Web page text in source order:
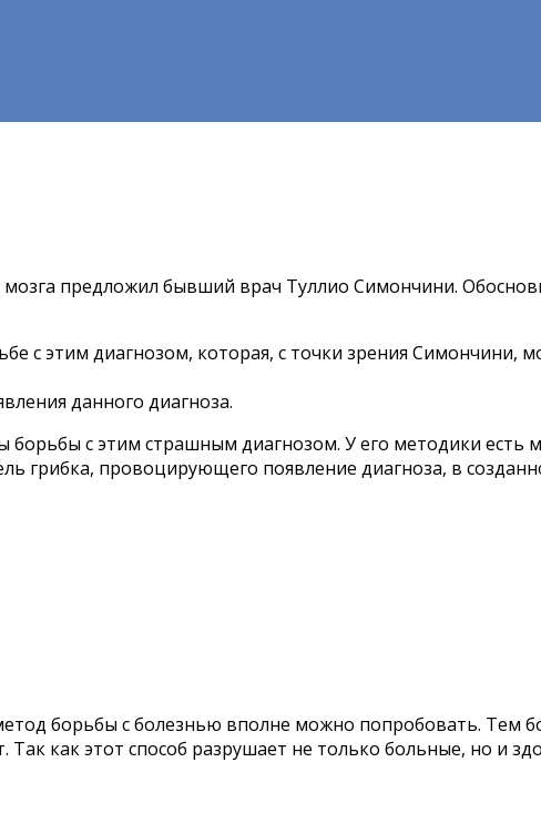
предложил бывший врач Туллио Симончини.
с этим диагнозом, которая, с точки зрения Симончини,
данного диагноза.
с этим страшным диагнозом. У его методики есть
грибка, провоцирующего появление диагноза, в
борьбы с болезнью вполне можно попробовать. Тем
как этот способ разрушает не только больные, но и